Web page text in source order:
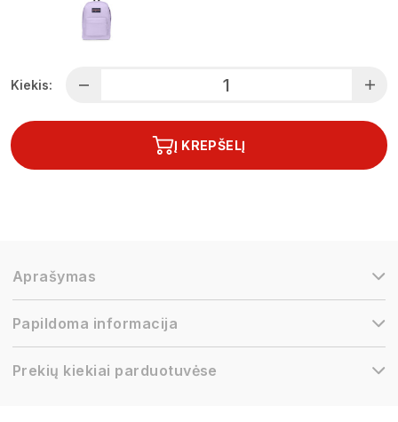
Kiekis:
Į KREPŠELĮ
Aprašymas
Papildoma informacija
Prekių kiekiai parduotuvėse